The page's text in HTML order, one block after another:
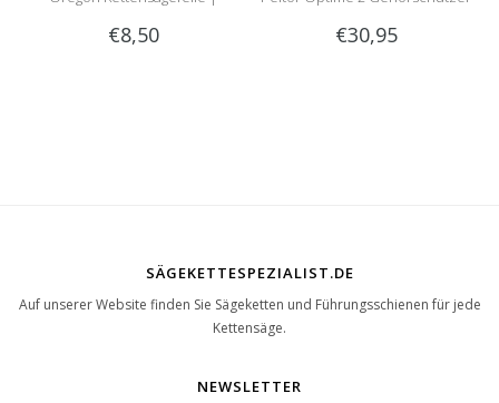
Rundfeile
€8,50 €30,95
SÄGEKETTESPEZIALIST.DE
Auf unserer Website finden Sie Sägeketten und Führungsschienen für jede
Kettensäge.
NEWSLETTER